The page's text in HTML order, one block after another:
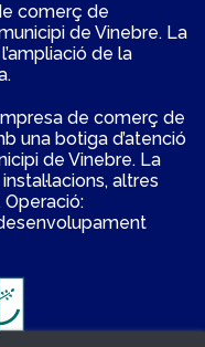
comerç de
de Vinebre. La
de la
de comerç de
una botiga d’atenció
de Vinebre. La
altres